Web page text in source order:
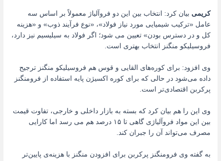
کریمی بیان کرد: انتخاب بین این دو فروآلیاژ معمولاً بر اساس سه
عامل «ترکیب شیمیایی مورد نیاز فولاد»، «نوع فرآیند ذوب» و «هزینه
کل و در دسترس بودن» تعیین می شود؛ اگر فولاد به سیلیسیم نیز دارد،
فروسیلیکو منگنز انتخاب بهتری است.
وی افزود: برای کوره‌های القایی و قوس هم فروسیلیکو منگنز ترجیح
داده می‌شود در حالی که برای کوره اکسیژن پایه استفاده از فرومنگنز
پرکربن اقتصادی‌تر است.
وی این را هم بیان کرد که بسته به بازار داخلی و خارجی، تفاوت قیمت
بین این مواد فروآلیاژی گاهی تا ۱۵ درصد هم می رسد اما کارایی
مصرف می‌تواند آن را جبران کند.
به گفته وی فرومنگنز پرکربن برای افزودن منگنز با هزینه‌ی پایین‌تر